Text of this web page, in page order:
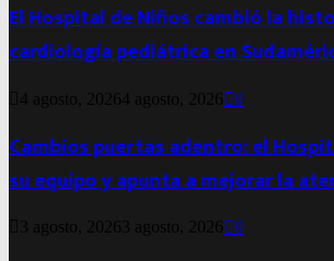
El Hospital de Niños cambió la
cardiología pediátrica en
4 agosto, 20264 agosto, 2026 0
Cambios puertas adentro: el
su equipo y apunta a mejorar la
3 agosto, 2026 3 agosto, 2026 0